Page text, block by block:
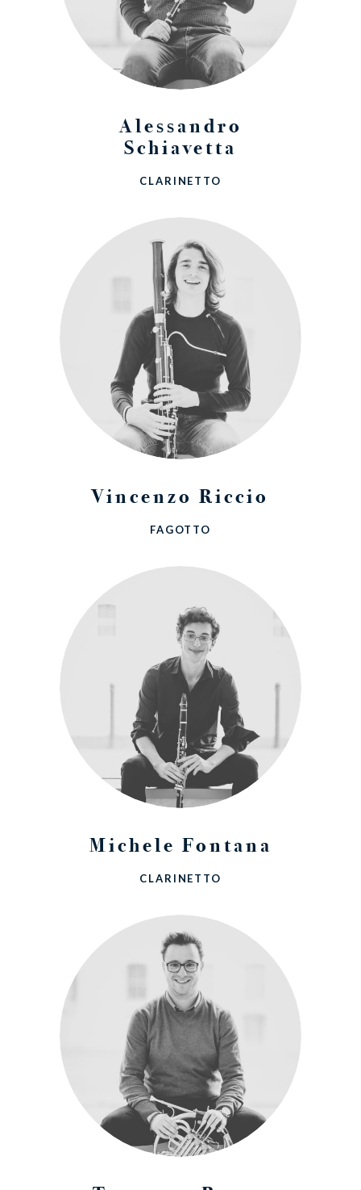
Alessandro
Schiavetta
CLARINETTO
Vincenzo Riccio
FAGOTTO
Michele Fontana
CLARINETTO